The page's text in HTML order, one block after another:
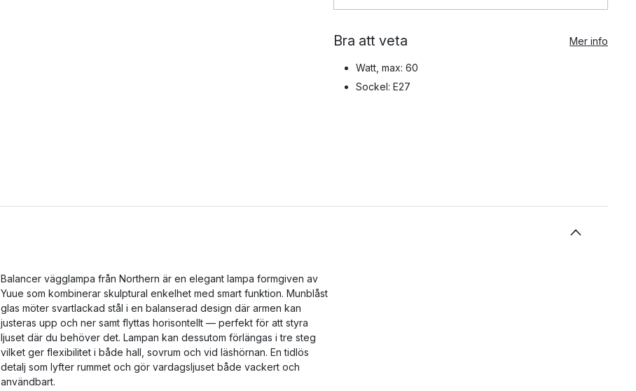
Bra att veta Mer info
Watt, max: 60
Sockel: E27
Balancer vägglampa från Northern är en elegant lampa formgiven av
Yuue som kombinerar skulptural enkelhet med smart funktion. Munblåst
glas möter svartlackad stål i en balanserad design där armen kan
justeras upp och ner samt flyttas horisontellt — perfekt för att styra
ljuset där du behöver det. Lampan kan dessutom förlängas i tre steg
vilket ger flexibilitet i både hall, sovrum och vid läshörnan. En tidlös
detalj som lyfter rummet och gör vardagsljuset både vackert och
användbart.